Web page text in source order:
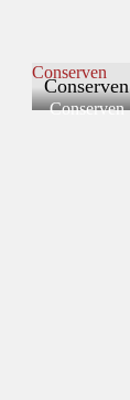
Conserven
Conserven
Conserven